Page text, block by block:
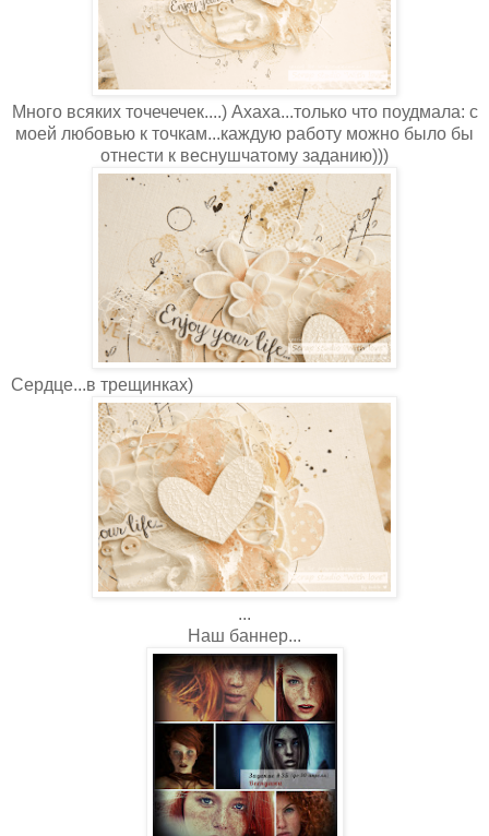
Много всяких точечечек....) Ахаха...только что поудмала: с
моей любовью к точкам...каждую работу можно было бы
отнести к веснушчатому заданию)))
Сердце...в трещинках)
...
Наш баннер...